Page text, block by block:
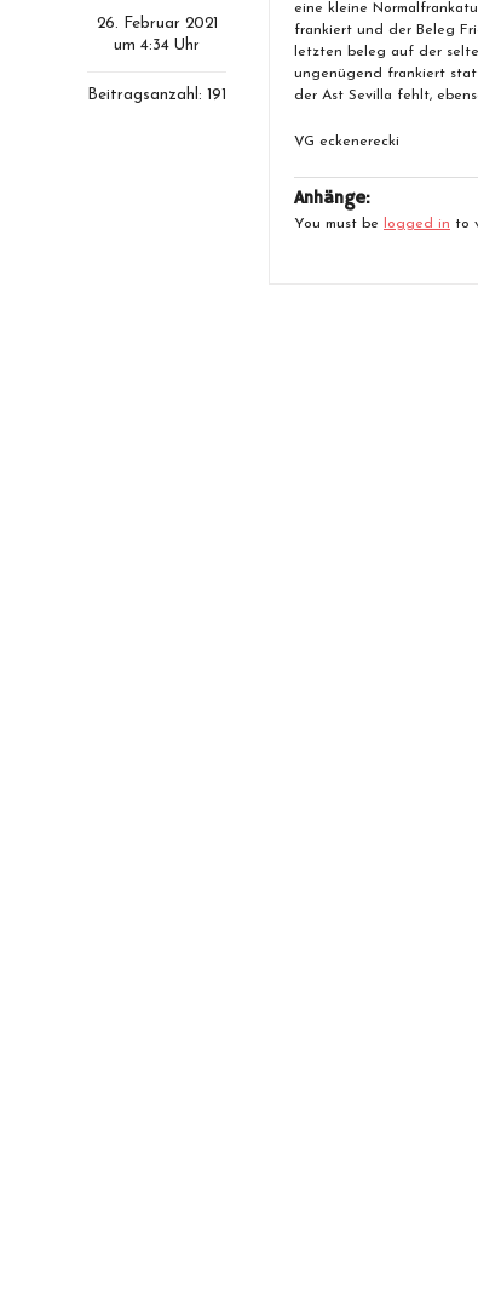
26. Februar 2021
um 4:34 Uhr
Beitragsanzahl: 191
eine kleine
frankiert und der Beleg
letzten beleg auf der
ungenügend frankiert statt
der Ast Sevilla fehlt,
VG eckenerecki
Anhänge:
You must be logged in to